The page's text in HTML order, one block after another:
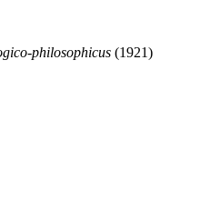
philosophicus (1921)